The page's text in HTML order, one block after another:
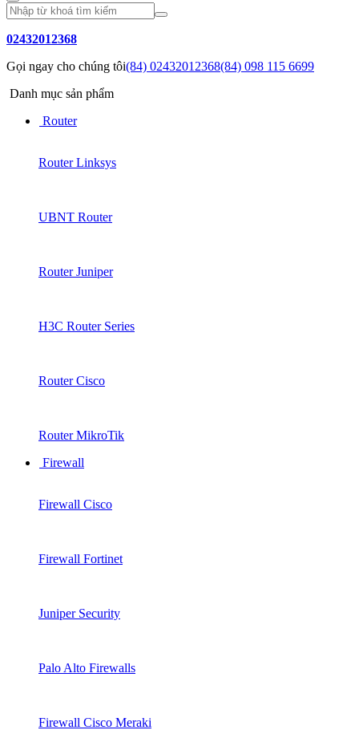
02432012368
Gọi ngay cho chúng tôi(84) 02432012368(84) 098 115 6699
Danh mục sản phẩm
Router
Router Linksys
UBNT Router
Router Juniper
H3C Router Series
Router Cisco
Router MikroTik
Firewall
Firewall Cisco
Firewall Fortinet
Juniper Security
Palo Alto Firewalls
Firewall Cisco Meraki